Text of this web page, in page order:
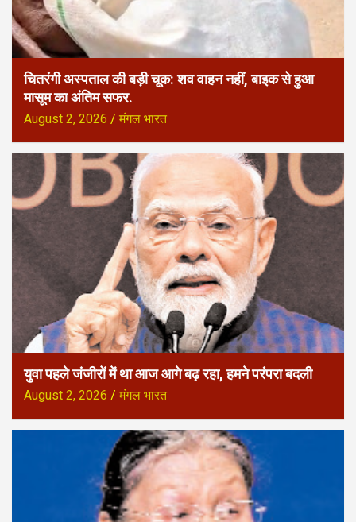
चितरंगी अस्पताल की बड़ी चूक: शव वाहन नहीं, बाइक से हुआ
मासूम का अंतिम सफर.
August 2, 2026 मंगल भारत
युवा पहले जंजीरों में था आज आगे बढ़ रहा, हमने परंपरा बदली
August 2, 2026 मंगल भारत